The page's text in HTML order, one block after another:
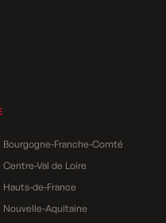
Bourgogne-Franche-Comté
Centre-Val de Loire
Hauts-de-France
Nouvelle-Aquitaine